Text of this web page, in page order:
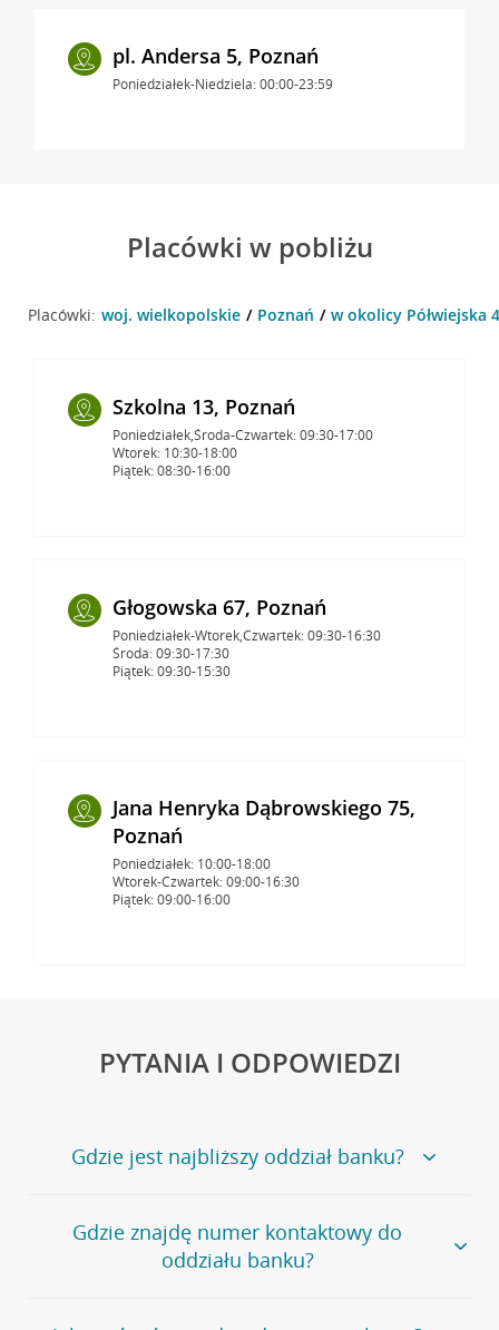
pl. Andersa 5, Poznań
Poniedziałek-Niedziela: 00:00-23:59
Placówki w pobliżu
Placówki: woj. wielkopolskie Poznań w okolicy Półwiejska
Szkolna 13, Poznań
Poniedziałek,Środa-Czwartek: 09:30-17:00
Wtorek: 10:30-18:00
Piątek: 08:30-16:00
Głogowska 67, Poznań
Poniedziałek-Wtorek,Czwartek: 09:30-16:30
Środa: 09:30-17:30
Piątek: 09:30-15:30
Jana Henryka Dąbrowskiego 75,
Poznań
Poniedziałek: 10:00-18:00
Wtorek-Czwartek: 09:00-16:30
Piątek: 09:00-16:00
PYTANIA I ODPOWIEDZI
Gdzie jest najbliższy oddział banku?
Jeśli szukasz oddziału naszego banku, zapraszamy na
stronęPlacówki i bankomaty, na której znajduje się
wygodna wyszukiwarka.
oddziałów
Gdzie znajdę numer kontaktowy do
oddziału banku?
Bank Credit Agricole nie udostępnia ogólnego numeru